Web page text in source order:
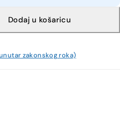
Dodaj u košaricu
zakonskog roka)